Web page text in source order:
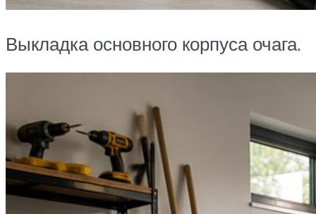
Выкладка основного корпуса очага.